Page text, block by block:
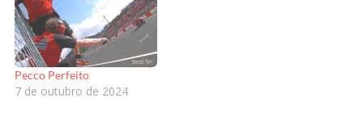
Pecco Perfeito
7 de outubro de 2024